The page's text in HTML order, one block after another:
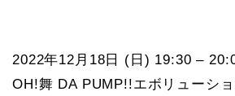
2022年12月18日 (日) 19:30 –
OH!舞 DA PUMP!!エボリューシ